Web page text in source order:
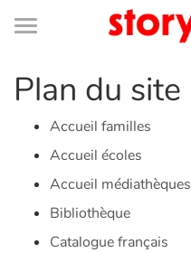
Connexion
Bibliothèque
de
Menu
Je me connecte
Bibliothèque
Plan du site
Accueil familles
Accueil écoles
Accueil médiathèques
Bibliothèque
Catalogue français